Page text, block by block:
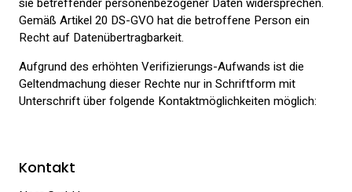
Gemäß Artikel 20 DS-GVO hat die betroffene Person ein
Recht auf Datenübertragbarkeit.
Aufgrund des erhöhten Verifizierungs-Aufwands ist die
Geltendmachung dieser Rechte nur in Schriftform mit
Unterschrift über folgende Kontaktmöglichkeiten möglich:
Kontakt